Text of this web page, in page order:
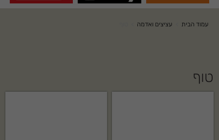
עמוד הבית עציצים ואדמה
טוף